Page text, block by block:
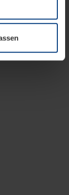
benötigen
Sie jederzeit
oder